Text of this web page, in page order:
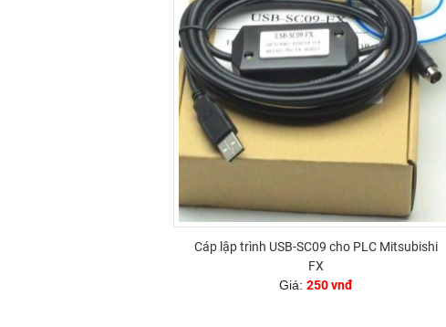
Cáp lập trình USB-SC09 cho PLC Mitsubishi
FX
Giá:250 vnđ